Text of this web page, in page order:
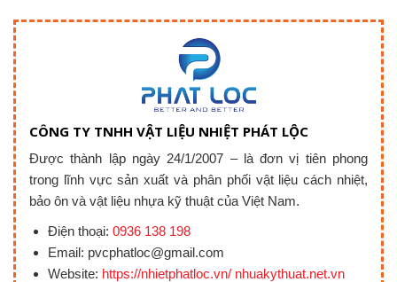
CÔNG TY TNHH VẬT LIỆU NHIỆT PHÁT LỘC
Được thành lập ngày 24/1/2007 – là đơn vị tiên phong
trong lĩnh vực sản xuất và phân phối vật liệu cách nhiệt,
bảo ôn và vật liệu nhựa kỹ thuật của Việt Nam.
Điện thoại: 0936 138 198
Email: pvcphatloc@gmail.com
Website: https://nhietphatloc.vn/ nhuakythuat.net.vn